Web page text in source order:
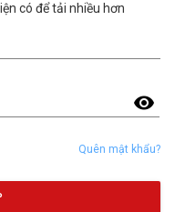
có để tải nhiều hơn
visibility
Quên mật khẩu?